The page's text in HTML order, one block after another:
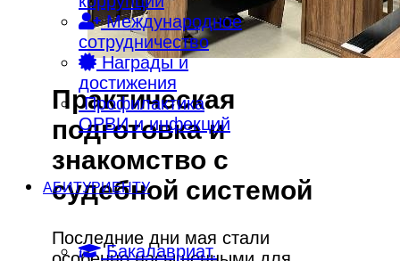
Международное
сотрудничество
Награды и
достижения
Профилактика
ОРВИ и инфекций
АБИТУРИЕНТУ
Бакалавриат.
Практическая
подготовка и
знакомство с
судебной системой
Последние дни мая стали